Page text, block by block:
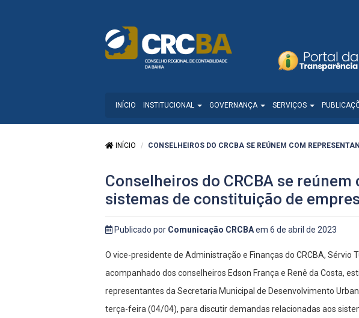
INÍCIO INSTITUCIONAL GOVERNANÇA SERVIÇOS
INÍCIO CONSELHEIROS DO CRCBA SE REÚNEM COM
Conselheiros do CRCBA se
sistemas de constituição de
Publicado por Comunicação CRCBAem 6 de abril de 2023
O vice-presidente de Administração e Finanças do CRCBA, Sérvio
acompanhado dos conselheiros Edson França e Renê da Costa,
representantes da Secretaria Municipal de Desenvolvimento
terça-feira (04/04), para discutir demandas relacionadas aos